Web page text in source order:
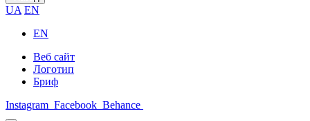
UA EN
EN
Веб сайт
Логотип
Бриф
Instagram Facebook Behance